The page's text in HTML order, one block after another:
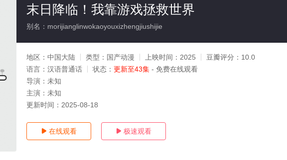
末日降临！我靠游戏拯救世界
别名：morijianglinwokaoyouxizhengjiushijie
地区： 中国大陆 类型： 国产动漫 上映时间： 2025 豆瓣评分： 10.0
语言： 汉语普通话 状态： 更新至43集 - 免费在线观看
导演： 未知
主演： 未知
更新时间： 2025-08-18
 在线观看  极速观看